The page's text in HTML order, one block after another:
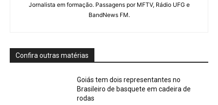
Jornalista em formação. Passagens por MFTV, Rádio UFG e
BandNews FM.
Confira outras matérias
Goiás tem dois representantes no
Brasileiro de basquete em cadeira de
rodas